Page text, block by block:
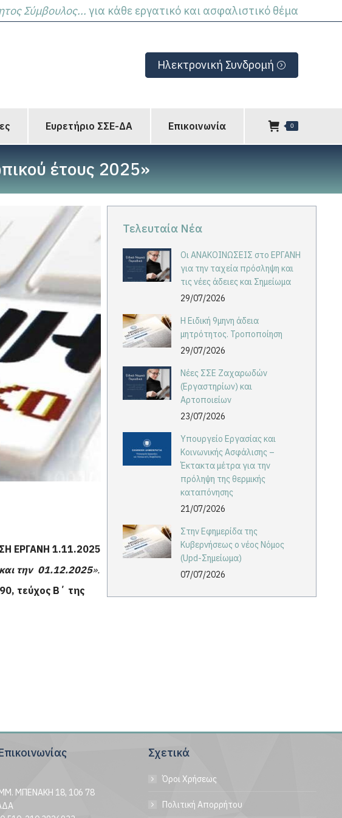
Σύμβουλος... για κάθε εργατικό και ασφαλιστικό θέμα
Ηλεκτρονική Συνδρομή
Ευρετήριο ΣΣΕ-ΔΑ Επικοινωνία 0
έτους 2025»
ΕΡΓΑΝΗ 1.11.2025
την 01.12.2025».
τεύχος Β΄ της
Τελευταία Νέα
Οι ΑΝΑΚΟΙΝΩΣΕΙΣ στο ΕΡΓΑΝΗ
για την ταχεία πρόσληψη και
τις νέες άδειες και Σημείωμα
29/07/2026
Η Ειδική 9μηνη άδεια
μητρότητος. Τροποποίηση
29/07/2026
Νέες ΣΣΕ Ζαχαρωδών
(Εργαστηρίων) και
Αρτοποιείων
23/07/2026
Υπουργείο Εργασίας και
Κοινωνικής Ασφάλισης –
Έκτακτα μέτρα για την
πρόληψη της θερμικής
καταπόνησης
21/07/2026
Στην Εφημερίδα της
Κυβερνήσεως ο νέος Νόμος
(Upd-Σημείωμα)
07/07/2026
ΜΠΕΝΑΚΗ 18, 106 78
Σχετικά
Όροι Χρήσεως
Πολιτική Απορρήτου